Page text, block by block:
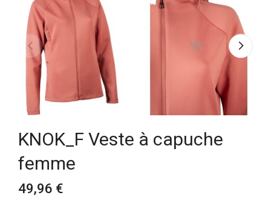
KNOK_F Veste à capuche
femme
49,96 €